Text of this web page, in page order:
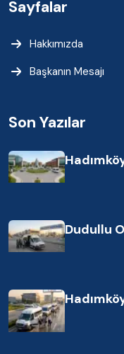
Sayfalar
Hakkımızda
Başkanın Mesajı
Son Yazılar
Dudullu